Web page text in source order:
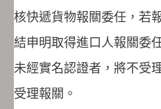
核快遞貨物報關委任，若
結申明取得進口人報關委
未經實名認證者，將不受
受理報關。